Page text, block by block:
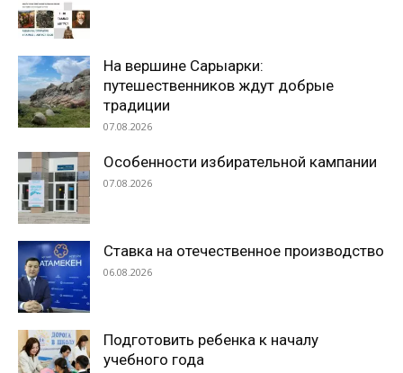
На вершине Сарыарки:
путешественников ждут добрые
традиции
07.08.2026
Особенности избирательной кампании
07.08.2026
Ставка на отечественное производство
06.08.2026
Подготовить ребенка к началу
учебного года